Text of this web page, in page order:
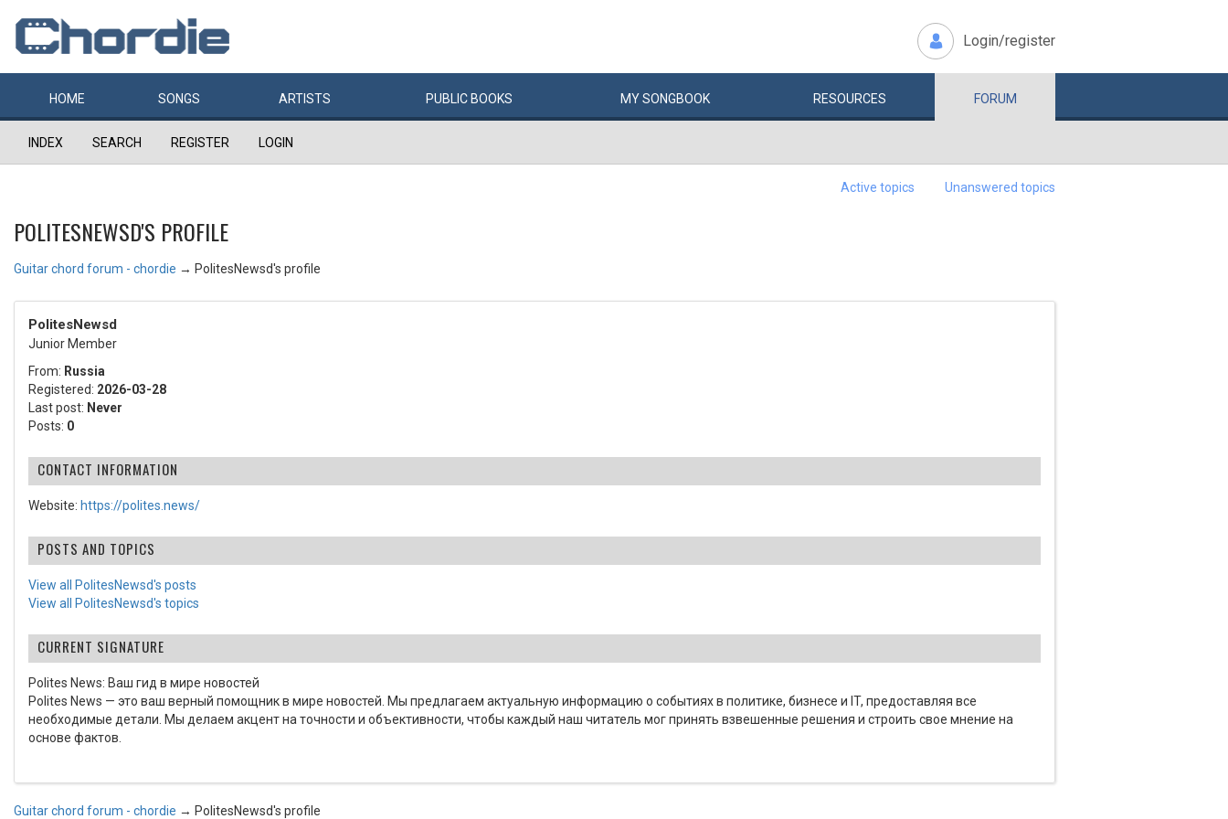
Login/register
HOME SONGS ARTISTS PUBLIC BOOKS MYSONGBOOK RESOURCES FORUM
INDEX SEARCH REGISTER LOGIN
Active topics Unanswered topics
POLITESNEWSD'S PROFILE
Guitar chord forum - chordie → PolitesNewsd's profile
PolitesNewsd
Junior Member
From: Russia
Registered: 2026-03-28
Last post: Never
Posts: 0
CONTACT INFORMATION
Website: https://polites.news/
POSTS AND TOPICS
View all PolitesNewsd's posts
View all PolitesNewsd's topics
CURRENT SIGNATURE
Polites News: Ваш гид в мире новостей
Polites News — это ваш верный помощник в мире новостей. Мы предлагаем актуальную информацию о событиях в политике, бизнесе и IT, предоставляя все
необходимые детали. Мы делаем акцент на точности и объективности, чтобы каждый наш читатель мог принять взвешенные решения и строить свое мнение на
основе фактов.
Guitar chord forum - chordie → PolitesNewsd's profile